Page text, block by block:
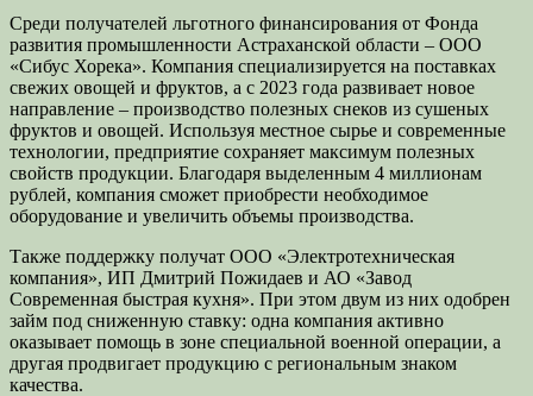
Среди получателей льготного финансирования от Фонда
развития промышленности Астраханской области – ООО
«Сибус Хорека». Компания специализируется на поставках
свежих овощей и фруктов, а с 2023 года развивает новое
направление – производство полезных снеков из сушеных
фруктов и овощей. Используя местное сырье и современные
технологии, предприятие сохраняет максимум полезных
свойств продукции. Благодаря выделенным 4 миллионам
рублей, компания сможет приобрести необходимое
оборудование и увеличить объемы производства.
Также поддержку получат ООО «Электротехническая
компания», ИП Дмитрий Пожидаев и АО «Завод
Современная быстрая кухня». При этом двум из них одобрен
займ под сниженную ставку: одна компания активно
оказывает помощь в зоне специальной военной операции, а
другая продвигает продукцию с региональным знаком
качества.